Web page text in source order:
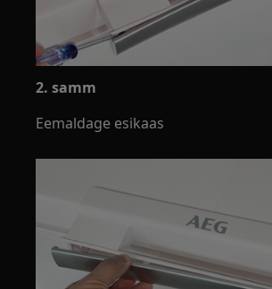
2. samm
Eemaldage esikaas